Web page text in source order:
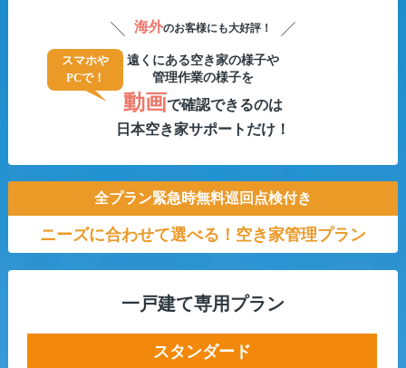
海外のお客様にも大好評！
遠くにある空き家の様子や
管理作業の様子を
スマホや
PCで！
動画で確認できるのは
日本空き家サポートだけ！
全プラン緊急時無料巡回点検付き
ニーズに合わせて選べる！ 空き家管理プラン
一戸建て専用プラン
スタンダード